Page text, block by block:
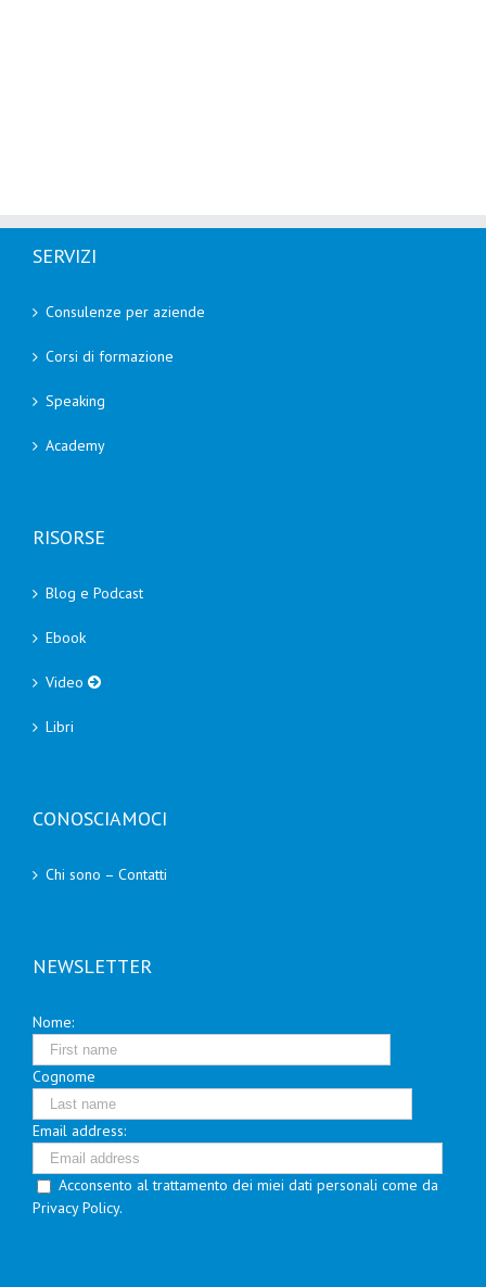
SERVIZI
Consulenze per aziende
Corsi di formazione
Speaking
Academy
RISORSE
Blog e Podcast
Ebook
Video
Libri
CONOSCIAMOCI
Chi sono – Contatti
NEWSLETTER
Nome:
Cognome
Email address:
Acconsento al trattamento dei miei dati personali come da
Privacy Policy.